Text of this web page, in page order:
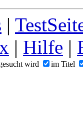
|
| Hilfe |
wird im Titel